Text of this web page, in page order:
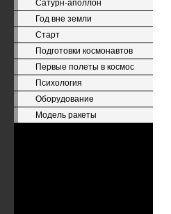
Сатурн-аполлон
Год вне земли
Старт
Подготовки космонавтов
Первые полеты в космос
Психология
Оборудование
Модель ракеты